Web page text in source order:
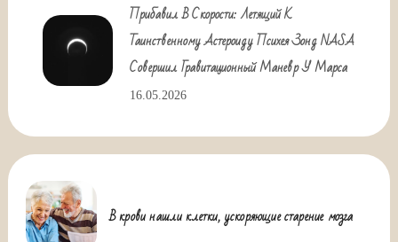
Прибавил В Скорости: Летящий К
Таинственному Астероиду Психея Зонд NASA
Совершил Гравитационный Маневр У Марса
16.05.2026
В крови нашли клетки, ускоряющие старение мозга